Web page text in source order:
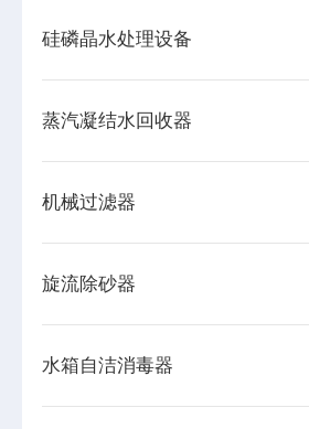
硅磷晶水处理设备
蒸汽凝结水回收器
机械过滤器
旋流除砂器
水箱自洁消毒器